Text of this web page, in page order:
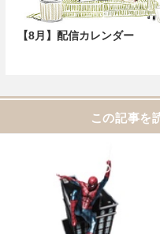
【8月】配信カレンダー
この記事を